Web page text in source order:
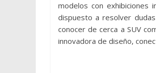
modelos con
dispuesto a resolver
conocer de cerca a SUV
innovadora de diseño,